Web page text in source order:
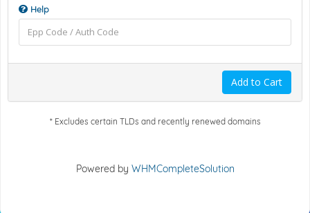
Help
Add to Cart
* Excludes certain TLDs and recently renewed domains
Powered by WHMCompleteSolution